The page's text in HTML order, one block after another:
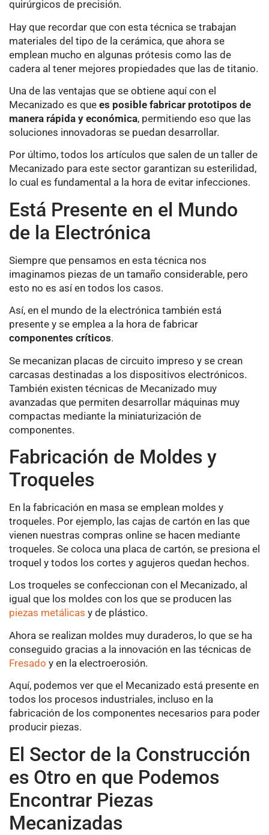
quirúrgicos de precisión.
Hay que recordar que con esta técnica se trabajan
materiales del tipo de la cerámica, que ahora se
emplean mucho en algunas prótesis como las de
cadera al tener mejores propiedades que las de titanio.
Una de las ventajas que se obtiene aquí con el
Mecanizado es que es posible fabricar prototipos de
manera rápida y económica, permitiendo eso que las
soluciones innovadoras se puedan desarrollar.
Por último, todos los artículos que salen de un taller de
Mecanizado para este sector garantizan su esterilidad,
lo cual es fundamental a la hora de evitar infecciones.
Está Presente en el Mundo
de la Electrónica
Siempre que pensamos en esta técnica nos
imaginamos piezas de un tamaño considerable, pero
esto no es así en todos los casos.
Así, en el mundo de la electrónica también está
presente y se emplea a la hora de fabricar
componentes críticos.
Se mecanizan placas de circuito impreso y se crean
carcasas destinadas a los dispositivos electrónicos.
También existen técnicas de Mecanizado muy
avanzadas que permiten desarrollar máquinas muy
compactas mediante la miniaturización de
componentes.
Fabricación de Moldes y
Troqueles
En la fabricación en masa se emplean moldes y
troqueles. Por ejemplo, las cajas de cartón en las que
vienen nuestras compras online se hacen mediante
troqueles. Se coloca una placa de cartón, se presiona el
troquel y todos los cortes y agujeros quedan hechos.
Los troqueles se confeccionan con el Mecanizado, al
igual que los moldes con los que se producen las
piezas metálicas y de plástico.
Ahora se realizan moldes muy duraderos, lo que se ha
conseguido gracias a la innovación en las técnicas de
Fresado y en la electroerosión.
Aquí, podemos ver que el Mecanizado está presente en
todos los procesos industriales, incluso en la
fabricación de los componentes necesarios para poder
producir piezas.
El Sector de la Construcción
es Otro en que Podemos
Encontrar Piezas
Mecanizadas